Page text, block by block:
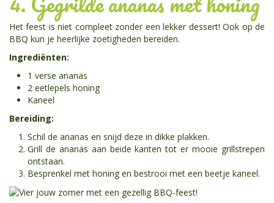
Het feest is niet compleet zonder een lekker dessert! Ook op de
BBQ kun je heerlijke zoetigheden bereiden.
Ingrediënten:
1 verse ananas
2 eetlepels honing
Kaneel
Bereiding:
Schil de ananas en snijd deze in dikke plakken.
Grill de ananas aan beide kanten tot er mooie grillstrepen
ontstaan.
Besprenkel met honing en bestrooi met een beetje kaneel.